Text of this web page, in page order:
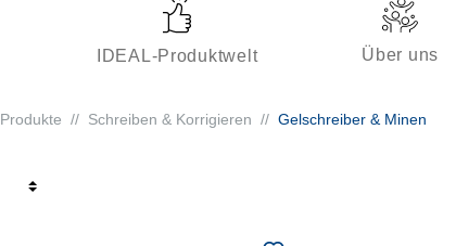
IDEAL-Produktwelt Über uns
Produkte // Schreiben & Korrigieren // Gelschreiber & Minen